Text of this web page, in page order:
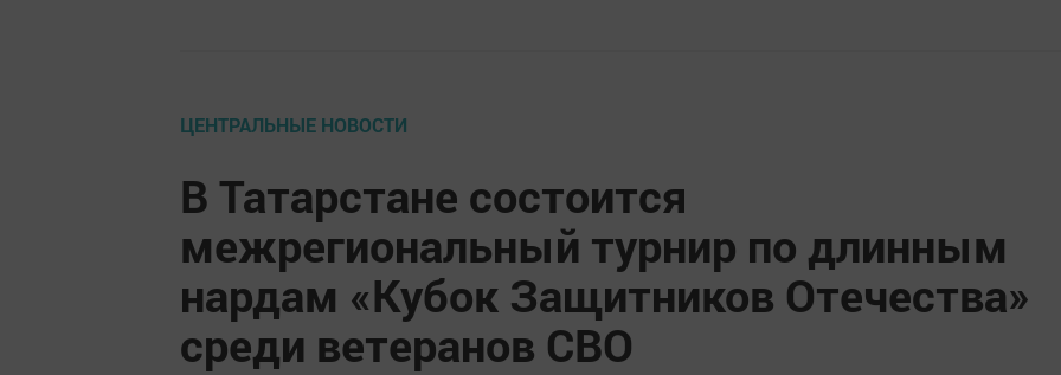
ЦЕНТРАЛЬНЫЕ НОВОСТИ
В Татарстане состоится
межрегиональный турнир по длинным
нардам «Кубок Защитников Отечества»
среди ветеранов СВО